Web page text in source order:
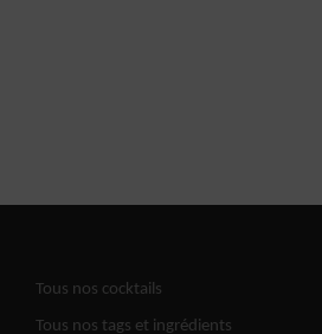
Tous nos cocktails
Tous nos tags et ingrédients